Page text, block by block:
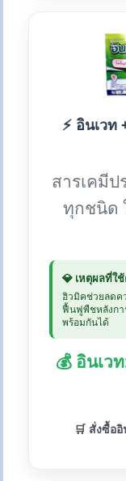
⚡ อินเว
สารเคมี
ทุกชนิด
💎 เหตุผลที่ใ
ฮิวมิคช่วยลดค
ฟื้นฟูพืชหลังกา
พร้อมกันได้
💰 อินเว
🛒 สั่งซื้ออิ